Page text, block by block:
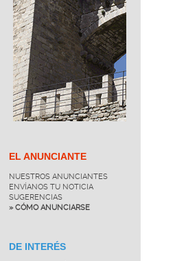
EL ANUNCIANTE
NUESTROS ANUNCIANTES
ENVÍANOS TU NOTICIA
SUGERENCIAS
» CÓMO ANUNCIARSE
DE INTERÉS